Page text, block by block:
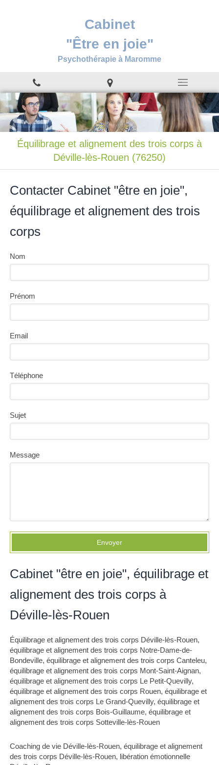
Cabinet
"Être en joie"
Psychothérapie à Maromme
Équilibrage et alignement des trois corps à
Déville-lès-Rouen (76250)
Contacter Cabinet "être en joie",
équilibrage et alignement des trois
corps
Nom
Prénom
Email
Téléphone
Sujet
Message
Envoyer
Cabinet "être en joie", équilibrage et
alignement des trois corps à
Déville-lès-Rouen
Équilibrage et alignement des trois corps Déville-lès-Rouen,
équilibrage et alignement des trois corps Notre-Dame-de-
Bondeville, équilibrage et alignement des trois corps Canteleu,
équilibrage et alignement des trois corps Mont-Saint-Aignan,
équilibrage et alignement des trois corps Le Petit-Quevilly,
équilibrage et alignement des trois corps Rouen, équilibrage et
alignement des trois corps Le Grand-Quevilly, équilibrage et
alignement des trois corps Bois-Guillaume, équilibrage et
alignement des trois corps Sotteville-lès-Rouen
Coaching de vie Déville-lès-Rouen, équilibrage et alignement
des trois corps Déville-lès-Rouen, libération émotionnelle